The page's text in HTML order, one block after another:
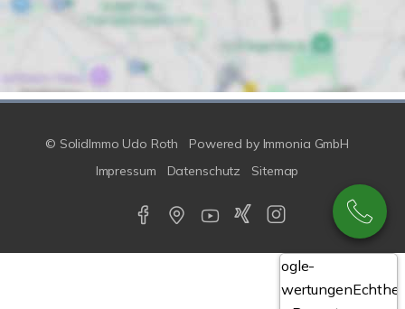
© SolidImmo Udo Roth Powered by Immonia GmbH
Impressum
Datenschutz Sitemap
Google-
Bewertungen